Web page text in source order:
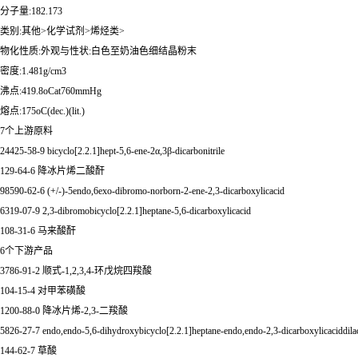
分子量:182.173
类别:其他>化学试剂>烯烃类>
物化性质:外观与性状:白色至奶油色细结晶粉末
密度:1.481g/cm3
沸点:419.8oCat760mmHg
熔点:175oC(dec.)(lit.)
7个上游原料
24425-58-9 bicyclo[2.2.1]hept-5,6-ene-2α,3β-dicarbonitrile
129-64-6 降冰片烯二酸酐
98590-62-6 (+/-)-5endo,6exo-dibromo-norborn-2-ene-2,3-dicarboxylicacid
6319-07-9 2,3-dibromobicyclo[2.2.1]heptane-5,6-dicarboxylicacid
108-31-6 马来酸酐
6个下游产品
3786-91-2 顺式-1,2,3,4-环戊烷四羧酸
104-15-4 对甲苯磺酸
1200-88-0 降冰片烯-2,3-二羧酸
5826-27-7 endo,endo-5,6-dihydroxybicyclo[2.2.1]heptane-endo,endo-2,3-
144-62-7 草酸